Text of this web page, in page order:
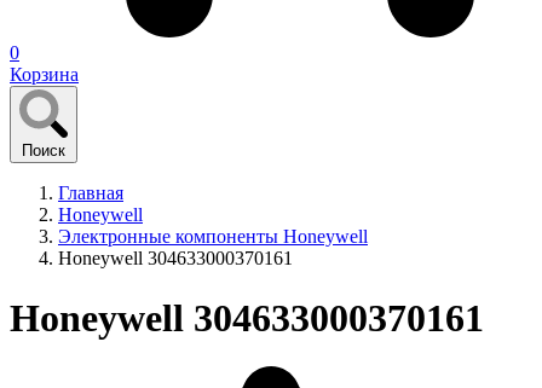
0
Корзина
Поиск
Главная
Honeywell
Электронные компоненты Honeywell
Honeywell 304633000370161
Honeywell 304633000370161